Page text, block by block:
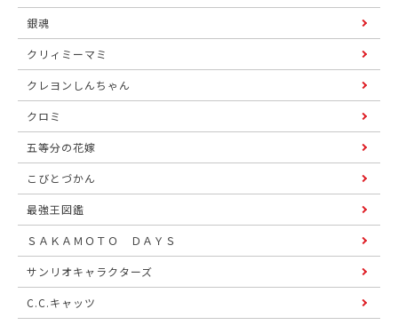
銀魂
クリィミーマミ
クレヨンしんちゃん
クロミ
五等分の花嫁
こびとづかん
最強王図鑑
ＳＡＫＡＭＯＴＯ ＤＡＹＳ
サンリオキャラクターズ
C.C.キャッツ